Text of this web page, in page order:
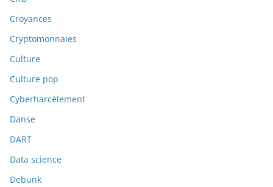
Croyances
Cryptomonnaies
Culture
Culture pop
Cyberharcèlement
Danse
DART
Data science
Debunk